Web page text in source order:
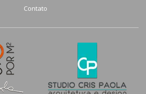
Contato